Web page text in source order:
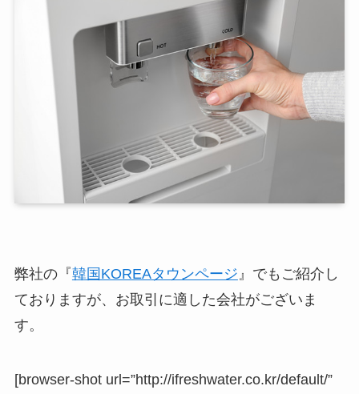
弊社の『韓国KOREAタウンページ』でもご紹介し
ておりますが、お取引に適した会社がございま
す。
[browser-shot url=”http://ifreshwater.co.kr/default/”